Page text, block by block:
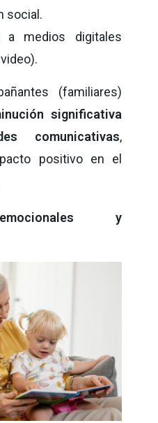
social.
a medios digitales
(familiares)
significativa
comunicativas,
positivo en el
y